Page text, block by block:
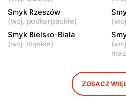
Smyk
Mińsk Mazowiecki, ul.
Warszawska 63A
50
Smyk Rzeszów
(woj. podkarpackie)
(
Smyk Bielsko-Biała
(woj. śląskie)
(
ZOBACZ